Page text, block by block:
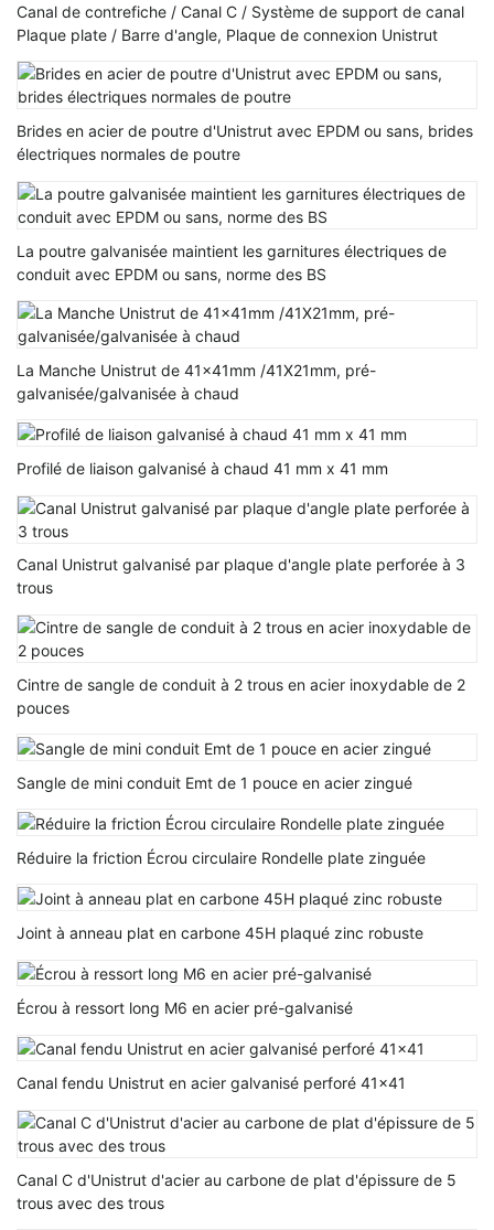
Canal de contrefiche / Canal C / Système de support de canal
Plaque plate / Barre d'angle, Plaque de connexion Unistrut
Brides en acier de poutre d'Unistrut avec EPDM ou sans, brides
électriques normales de poutre
La poutre galvanisée maintient les garnitures électriques de
conduit avec EPDM ou sans, norme des BS
La Manche Unistrut de 41x41mm /41X21mm, pré-
galvanisée/galvanisée à chaud
Profilé de liaison galvanisé à chaud 41 mm x 41 mm
Canal Unistrut galvanisé par plaque d'angle plate perforée à 3
trous
Cintre de sangle de conduit à 2 trous en acier inoxydable de 2
pouces
Sangle de mini conduit Emt de 1 pouce en acier zingué
Réduire la friction Écrou circulaire Rondelle plate zinguée
Joint à anneau plat en carbone 45H plaqué zinc robuste
Écrou à ressort long M6 en acier pré-galvanisé
Canal fendu Unistrut en acier galvanisé perforé 41x41
Canal C d'Unistrut d'acier au carbone de plat d'épissure de 5
trous avec des trous